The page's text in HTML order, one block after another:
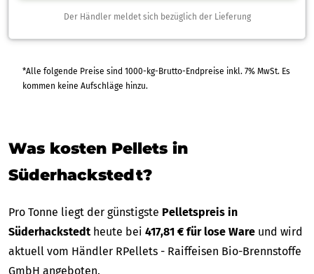
Der Händler meldet sich bezüglich der Lieferung
*Alle folgende Preise sind 1000-kg-Brutto-Endpreise inkl. 7% MwSt. Es
kommen keine Aufschläge hinzu.
Was kosten Pellets in
Süderhackstedt?
Pro Tonne liegt der günstigste Pelletspreis in
Süderhackstedt heute bei 417,81 € für lose Ware und wird
aktuell vom Händler RPellets - Raiffeisen Bio-Brennstoffe
GmbH angeboten.